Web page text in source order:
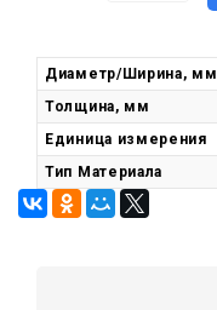
Диаметр/Ширина, мм
Толщина, мм
Единица измерения
Тип Материала